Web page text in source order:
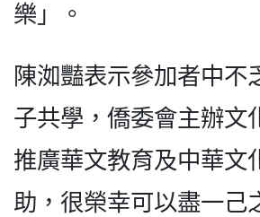
樂」。
陳洳豔表示參加者中不
子共學，僑委會主辦文
推廣華文教育及中華文
助，很榮幸可以盡一己